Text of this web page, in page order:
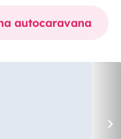
autocaravana